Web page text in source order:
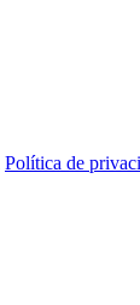
Política de